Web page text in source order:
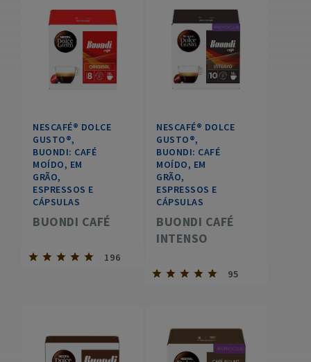
NESCAFÉ® DOLCE
GUSTO®,
BUONDI: CAFÉ
MOÍDO, EM
GRÃO,
ESPRESSOS E
CÁPSULAS
BUONDI CAFÉ
196
NESCAFÉ® DOLCE
GUSTO®,
BUONDI: CAFÉ
MOÍDO, EM
GRÃO,
ESPRESSOS E
CÁPSULAS
BUONDI CAFÉ
INTENSO
95